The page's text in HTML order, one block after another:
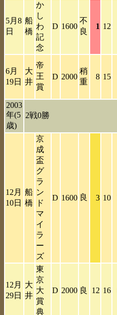
5月8
日
船
橋
か
し
わ
記
念
D 1600
不
良
1 12
6月
19日
大
井
帝
王
賞
D 2000
稍
重
8 15
2003
年(5
歳)
2戦0勝
12月
10日
船
橋
京
成
盃
グ
ラ
ン
ド
マ
イ
ラ
ー
ズ
D 1600 良 3 10
12月
29日
大
井
東
京
大
賞
典
D 2000 良 12 16